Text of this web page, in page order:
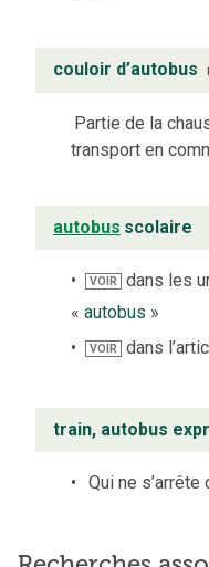
couloir d’autobus
Partie de la
transport en
autobus scolaire
VOIR
dans les
« autobus »
VOIR dans
train, autobus
Qui ne